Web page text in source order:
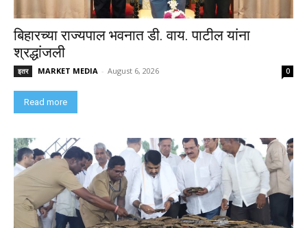
बिहारच्या राज्यपाल भवनात डी. वाय. पाटील यांना
श्रद्धांजली
इतर MARKET MEDIA - August 6, 2026 0
Read more